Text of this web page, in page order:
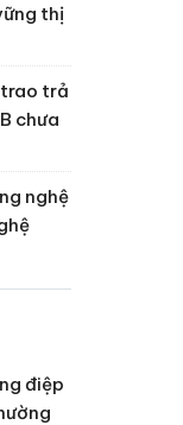
thị
trao trả
chưa
nghệ
điệp